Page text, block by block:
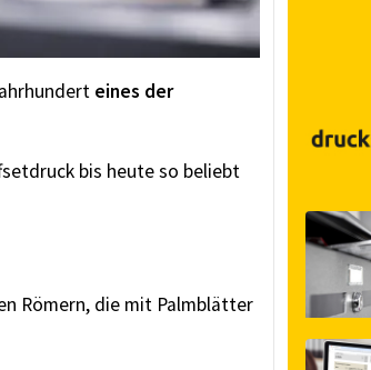
eines der
bis heute so beliebt
Römern, die mit Palmblätter